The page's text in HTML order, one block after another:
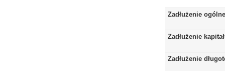
Zadłużenie ogólne
Zadłużenie
Zadłużenie